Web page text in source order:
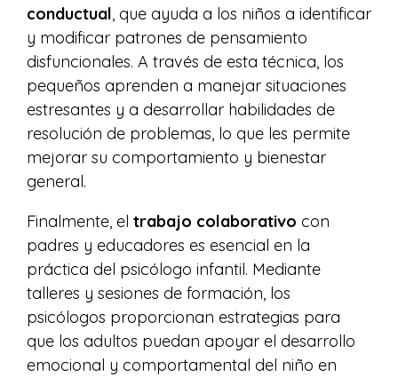
conductual, que ayuda a los niños a identificar
y modificar patrones de pensamiento
disfuncionales. A través de esta técnica, los
pequeños aprenden a manejar situaciones
estresantes y a desarrollar habilidades de
resolución de problemas, lo que les permite
mejorar su comportamiento y bienestar
general.
Finalmente, el trabajo colaborativo con
padres y educadores es esencial en la
práctica del psicólogo infantil. Mediante
talleres y sesiones de formación, los
psicólogos proporcionan estrategias para
que los adultos puedan apoyar el desarrollo
emocional y comportamental del niño en